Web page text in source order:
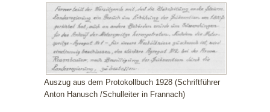
Auszug aus dem Protokollbuch 1928 (Schriftführer
Anton Hanusch /Schulleiter in Frannach)